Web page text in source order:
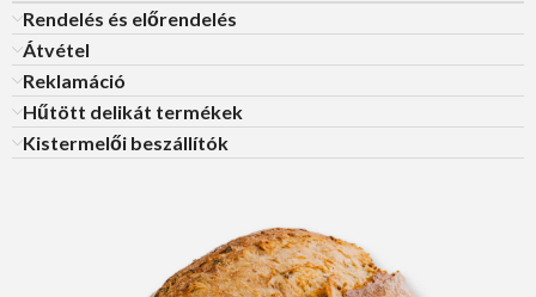
Rendelés és előrendelés
Átvétel
Reklamáció
Hűtött delikát termékek
Kistermelői beszállítók